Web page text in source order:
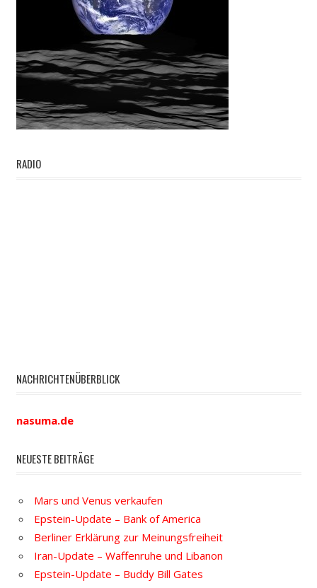
RADIO
NACHRICHTENÜBERBLICK
nasuma.de
NEUESTE BEITRÄGE
Mars und Venus verkaufen
Epstein-Update – Bank of America
Berliner Erklärung zur Meinungsfreiheit
Iran-Update – Waffenruhe und Libanon
Epstein-Update – Buddy Bill Gates